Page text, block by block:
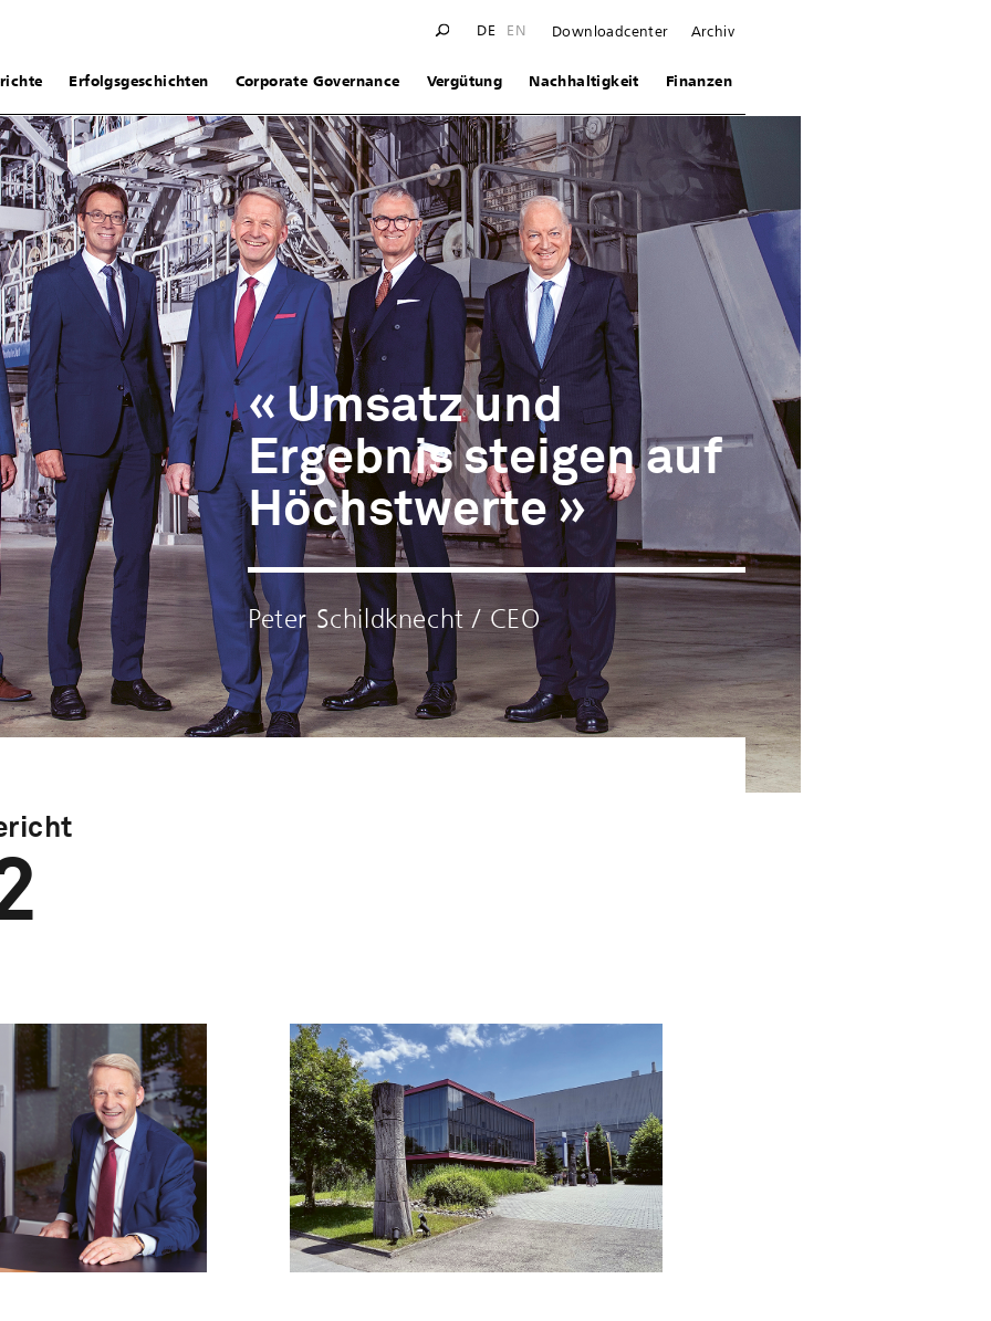
DE EN Downloadcenter Archiv
Erfolgsgeschichten Corporate Governance Vergütung Nachhaltigkeit Finanzen
Umsatz und
Ergebnis steigen auf
Höchstwerte
Peter Schildknecht / CEO